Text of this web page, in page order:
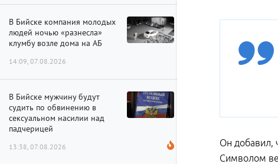
В Бийске компания молодых
людей ночью «разнесла»
клумбу возле дома на АБ
14:09, 07.08.2026
В Бийске мужчину будут
судить по обвинению в
сексуальном насилии над
падчерицей
13:38, 07.08.2026
Он добавил,
Символом